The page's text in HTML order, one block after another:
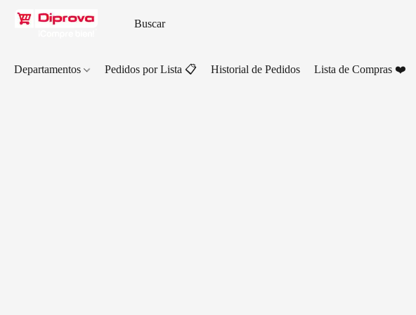
Departamentos Pedidos por Lista 📋 Historial de Pedidos Lista de Compras ❤️